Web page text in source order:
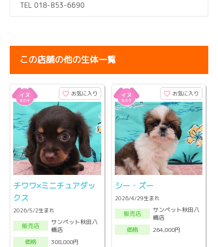
TEL 018-853-6690
この店舗の他の生体一覧
お気に入り
チワワ×ミニチュアダッ
クス
2026/5/2生まれ
販売店
サンペット秋田八
橋店
価格
308,000円
お気に入り
シー・ズー
2026/4/29生まれ
販売店
サンペット秋田八
橋店
価格
264,000円